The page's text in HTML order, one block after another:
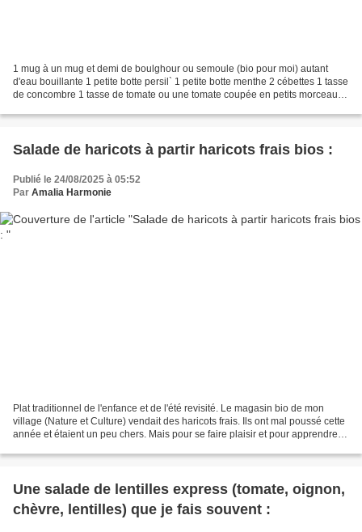
1 mug à un mug et demi de boulghour ou semoule (bio pour moi) autant
d'eau bouillante 1 petite botte persil` 1 petite botte menthe 2 cébettes 1 tasse
de concombre 1 tasse de tomate ou une tomate coupée en petits morceaux
Salade de haricots à partir haricots frais bios :
Publié le 24/08/2025 à 05:52
Par Amalia Harmonie
Plat traditionnel de l'enfance et de l'été revisité. Le magasin bio de mon
village (Nature et Culture) vendait des haricots frais. Ils ont mal poussé cette
année et étaient un peu chers. Mais pour se faire plaisir et pour apprendre à
Une salade de lentilles express (tomate, oignon,
chèvre, lentilles) que je fais souvent :